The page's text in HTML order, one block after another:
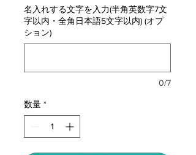
名入れする文字を入力(半角英数字7文
字以内・全角日本語5文字以内) (オプ
ション)
0/7
数量 *